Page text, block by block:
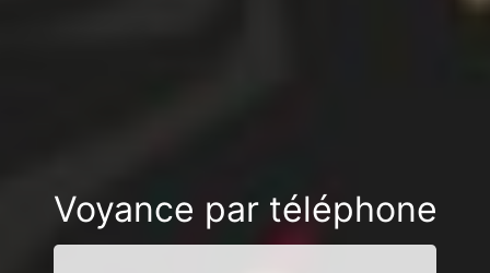
Voyance par téléphone